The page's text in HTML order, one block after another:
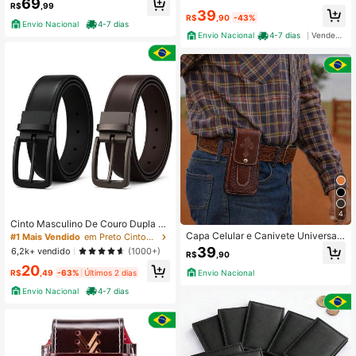
R$69 ,99
Envio Nacional
4-7 dias
Cinto Masculino De Couro Dupla Fa
ce Masculino Com Fivela Giratória
#1 Mais Vendido
em Preto Cintos Masculinos
6,2k+ vendido
(1000+)
R$20 ,49 -63% Últimos 2 dias
Envio Nacional
4-7 dias
R$39 ,90 -43%
Envio Nacional
4-7 dias Vendedor Indicado
4
Capa Celular e Canivete Universal
Conjugada Forrada Premium Countr
y Unissex
R$39 ,90
Envio Nacional